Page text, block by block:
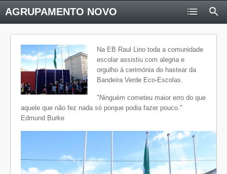
AGRUPAMENTO NOVO
Na EB Raul Lino toda a comunidade
escolar assistiu com alegria e
orgulho à cerimónia do hastear da
Bandeira Verde Eco-Escolas.
"Ninguém cometeu maior erro do que
aquele que não fez nada só porque podia fazer pouco."
Edmund Burke